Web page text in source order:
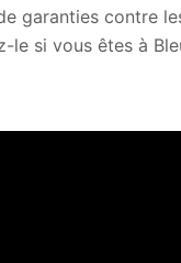
garanties contre
si vous êtes à